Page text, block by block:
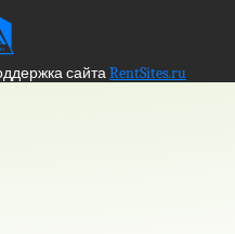
сайтаRentSites.ru